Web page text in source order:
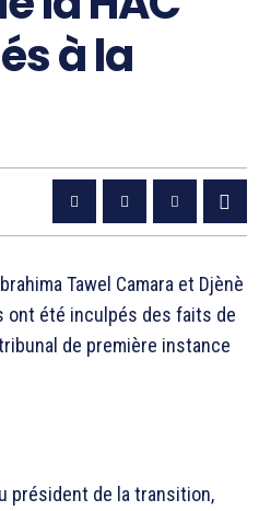
à la
Tawel Camara et Djènè
ont été inculpés des faits de
de première instance
président de la transition,